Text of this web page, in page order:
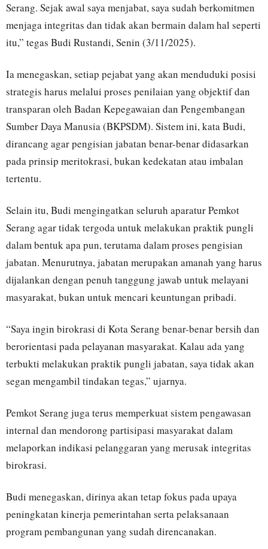
Serang. Sejak awal saya menjabat, saya sudah berkomitmen
menjaga integritas dan tidak akan bermain dalam hal seperti
itu,” tegas Budi Rustandi, Senin (3/11/2025).
Ia menegaskan, setiap pejabat yang akan menduduki posisi
strategis harus melalui proses penilaian yang objektif dan
transparan oleh Badan Kepegawaian dan Pengembangan
Sumber Daya Manusia (BKPSDM). Sistem ini, kata Budi,
dirancang agar pengisian jabatan benar-benar didasarkan
pada prinsip meritokrasi, bukan kedekatan atau imbalan
tertentu.
Selain itu, Budi mengingatkan seluruh aparatur Pemkot
Serang agar tidak tergoda untuk melakukan praktik pungli
dalam bentuk apa pun, terutama dalam proses pengisian
jabatan. Menurutnya, jabatan merupakan amanah yang harus
dijalankan dengan penuh tanggung jawab untuk melayani
masyarakat, bukan untuk mencari keuntungan pribadi.
“Saya ingin birokrasi di Kota Serang benar-benar bersih dan
berorientasi pada pelayanan masyarakat. Kalau ada yang
terbukti melakukan praktik pungli jabatan, saya tidak akan
segan mengambil tindakan tegas,” ujarnya.
Pemkot Serang juga terus memperkuat sistem pengawasan
internal dan mendorong partisipasi masyarakat dalam
melaporkan indikasi pelanggaran yang merusak integritas
birokrasi.
Budi menegaskan, dirinya akan tetap fokus pada upaya
peningkatan kinerja pemerintahan serta pelaksanaan
program pembangunan yang sudah direncanakan.